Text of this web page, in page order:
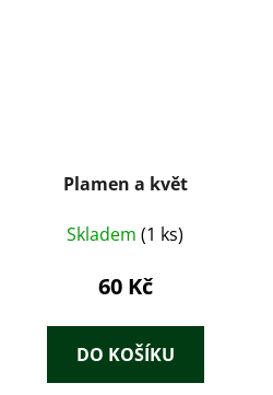
Plamen a květ
Skladem (1 ks)
60 Kč
DO KOŠÍKU